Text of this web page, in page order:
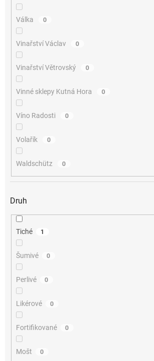
Válka 0
Vinařství Václav 0
Vinařství Větrovský 0
Vinné sklepy Kutná Hora 0
Víno Radosti 0
Volařík 0
Waldschütz 0
Druh
Tiché 1
Šumivé 0
Perlivé 0
Likérové 0
Fortifikované 0
Mošt 0